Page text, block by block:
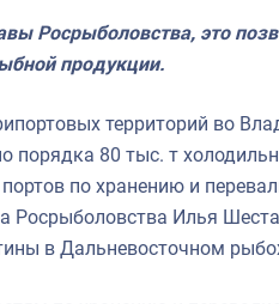
Росрыболовства, это
продукции.
территорий во
порядка 80 тыс. т
по хранению и
Росрыболовства Илья
в Дальневосточном